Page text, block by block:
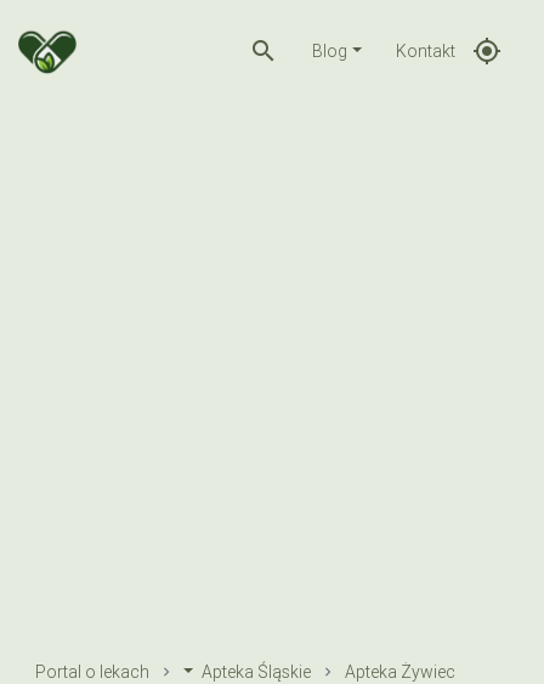
search Blog Kontakt gps_fixed
Portal o lekach Apteka Śląskie
Apteka Żywiec